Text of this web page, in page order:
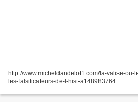
http://www.micheldandelot1.com/la-valise-ou-
les-falsificateurs-de-l-hist-a148983764